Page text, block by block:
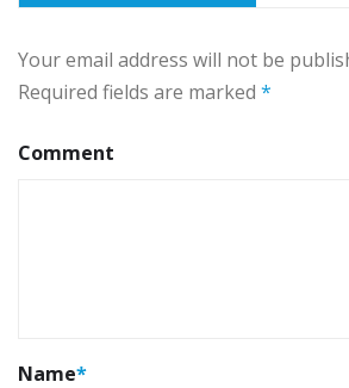
Your email address will not be
Required fields are marked *
Comment
Name*